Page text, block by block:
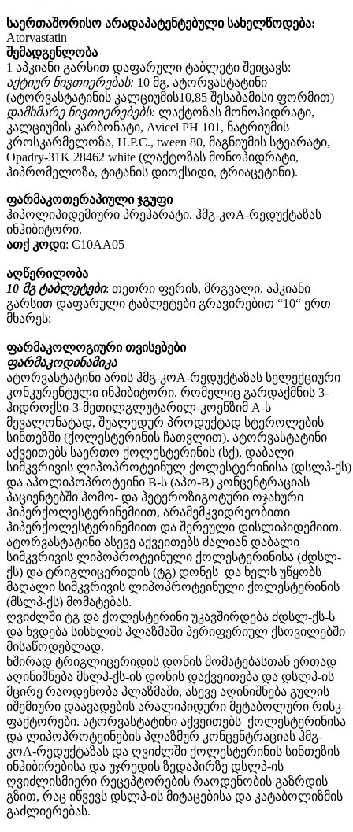
საერთაშორისო არადაპატენტებული სახელწოდება:
Atorvastatin
შემადგენლობა
1 აპკიანი გარსით დაფარული ტაბლეტი შეიცავს:
აქტიურ ნივთიერებას: 10 მგ, ატორვასტატინი
(ატორვასტატინის კალციუმის10,85 შესაბამისი ფორმით)
დამხმარე ნივთიერებებს: ლაქტოზას მონოჰიდრატი,
კალციუმის კარბონატი, Avicel PH 101, ნატრიუმის
კროსკარმელოზა, H.P.C., tween 80, მაგნიუმის სტეარატი,
Opadry-31K 28462 white (ლაქტოზას მონოჰიდრატი,
ჰიპრომელოზა, ტიტანის დიოქსიდი, ტრიაცეტინი).
ფარმაკოთერაპიული ჯგუფი
ჰიპოლიპიდემიური პრეპარატი. ჰმგ-კოА-რედუქტაზას
ინჰიბიტორი.
ათქ კოდი: С10АА05
აღწერილობა
10 მგ ტაბლეტები: თეთრი ფერის, მრგვალი, აპკიანი
გარსით დაფარული ტაბლეტები გრავირებით “10“ ერთ
მხარეს;
ფარმაკოლოგიური თვისებები
ფარმაკოდინამიკა
ატორვასტატინი არის ჰმგ-კოА-რედუქტაზას სელექციური
კონკურენტული ინჰიბიტორი, რომელიც გარდაქმნის 3-
ჰიდროქსი-3-მეთილგლუტარილ-კოენზიმ А-ს
მევალონატად, შუალედურ პროდუქტად სტეროლების
სინთეზში (ქოლესტერინის ჩათვლით). ატორვასტატინი
აქვეითებს საერთო ქოლესტერინის (სქ), დაბალი
სიმკვრივის ლიპოპროტეინულ ქოლესტერინისა (დსლპ-ქს)
და აპოლიპოპროტეინი B-ს (აპო-B) კონცენტრაციას
პაციენტებში ჰომო- და ჰეტეროზიგოტური ოჯახური
ჰიპერქოლესტერინემიით, არამემკვიდრეობითი
ჰიპერქოლესტერინემიით და შერეული დისლიპიდემიით.
ატორვასტატინი ასევე აქვეითებს ძალიან დაბალი
სიმკვრივის ლიპოპროტეინული ქოლესტერინისა (ძდსლ-
ქს) და ტრიგლიცერიდის (ტგ) დონეს და ხელს უწყობს
მაღალი სიმკვრივის ლიპოპროტეინული ქოლესტერინის
(მსლპ-ქს) მომატებას.
ღვიძლში ტგ და ქოლესტერინი უკავშირდება ძდსლ-ქს-ს
და ხვდება სისხლის პლაზმაში პერიფერიულ ქსოვილებში
მისაწოდებლად.
ხშირად ტრიგლიცერიდის დონის მომატებასთან ერთად
აღინიშნება მსლპ-ქს-ის დონის დაქვეითება და დსლპ-ის
მცირე რაოდენობა პლაზმაში, ასევე აღინიშნება გულის
იშემიური დაავადების არალიპიდური მეტაბოლური რისკ-
ფაქტორები. ატორვასტატინი აქვეითებს ქოლესტერინისა
და ლიპოპროტეინების პლაზმურ კონცენტრაციას ჰმგ-
კოА-რედუქტაზას და ღვიძლში ქოლესტერინის სინთეზის
ინჰიბირებისა და უჯრედის ზედაპირზე დსლპ-ის
ღვიძლისმიერი რეცეპტორების რაოდენობის გაზრდის
გზით, რაც იწვევს დსლპ-ის მიტაცებისა და კატაბოლიზმის
გაძლიერებას.